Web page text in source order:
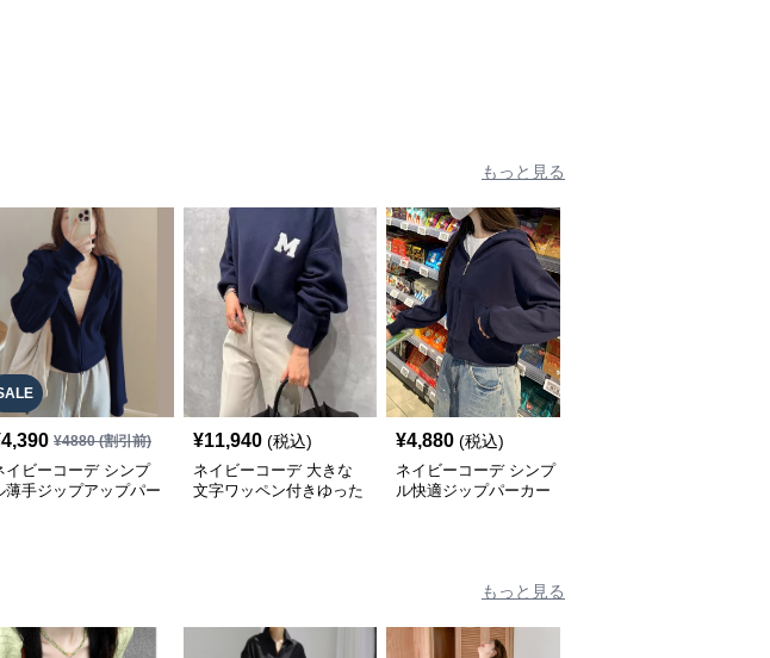
もっと見る
4,390 ¥4880(割引前)
イビーコーデ シンプ
薄手ジップアップパー
¥11,940 (税込)
ネイビーコーデ 大きな
文字ワッペン付きゆった
¥4,880 (税込)
ネイビーコーデ シンプ
ル快適ジップパーカー
もっと見る